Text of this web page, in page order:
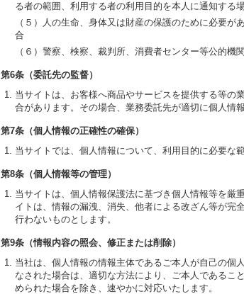
る者の範囲、利用する者の利用目的を本人に通知する場
（５）人の生命、身体又は財産の保護のために必要
合
（６）警察、検察、裁判所、消費者センター等公的機
第6条（委託先の監督）
当サイトは、お客様へ商品やサービスを提供する等の
合があります。その場合、業務委託先が適切に個人情
第7条（個人情報の正確性の確保）
当サイトでは、個人情報について、利用目的に必要な
第8条（個人情報等の管理）
当サイトは、個人情報保護法に基づき個人情報等を厳
イトは、情報の漏洩、消失、他者による改ざん等が完
行わないものとします。
第9条（情報内容の照会、修正または削除）
当社は、個人情報の情報主体であるご本人が自己の個
なされた場合は、適切な方法により、ご本人であるこ
められた場合を除き、速やかに対応いたします。